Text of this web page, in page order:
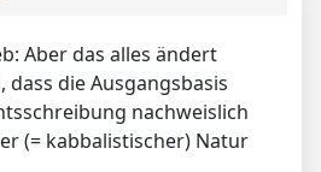
Aber das alles ändert
dass die Ausgangsbasis
nachweislich
(= kabbalistischer) Natur